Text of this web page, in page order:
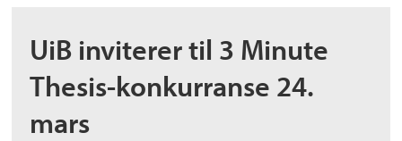
UiB inviterer til 3 Minute
Thesis-konkurranse 24.
mars